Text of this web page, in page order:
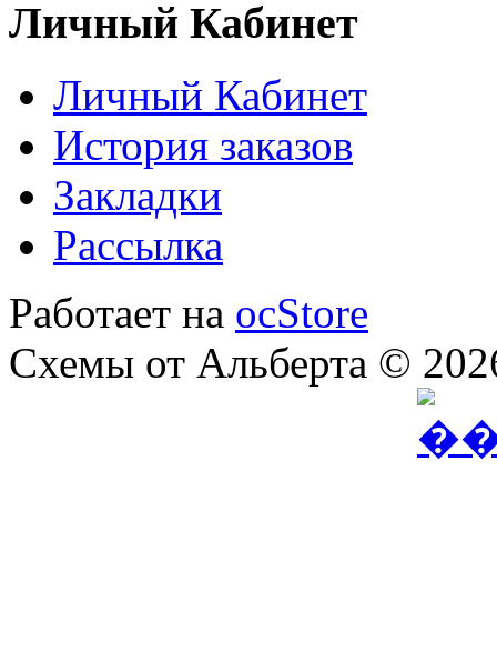
Личный Кабинет
Личный Кабинет
История заказов
Закладки
Рассылка
Работает на ocStore
Схемы от Альберта ©